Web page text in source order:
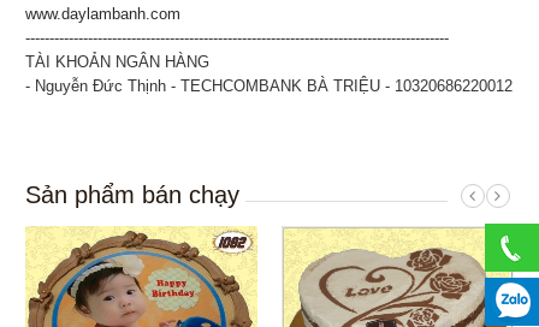
www.daylambanh.com
----------------------------------------------------------------------------------------
TÀI KHOẢN NGÂN HÀNG
- Nguyễn Đức Thịnh - TECHCOMBANK BÀ TRIỆU - 10320686220012
Sản phẩm bán chạy